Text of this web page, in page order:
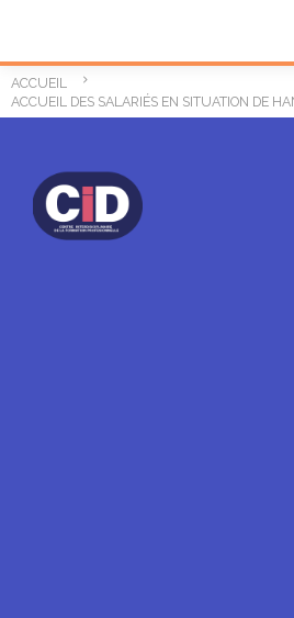
ACCUEIL
ACCUEIL DES SALARIÉS EN SITUATION DE